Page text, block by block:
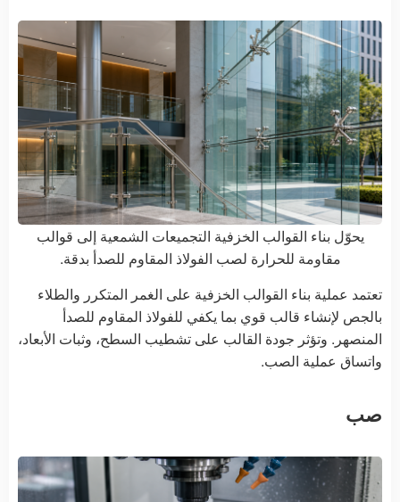
يحوّل بناء القوالب الخزفية التجميعات الشمعية إلى قوالب
مقاومة للحرارة لصب الفولاذ المقاوم للصدأ بدقة.
تعتمد عملية بناء القوالب الخزفية على الغمر المتكرر والطلاء
بالجص لإنشاء قالب قوي بما يكفي للفولاذ المقاوم للصدأ
المنصهر. وتؤثر جودة القالب على تشطيب السطح، وثبات الأبعاد،
واتساق عملية الصب.
صب